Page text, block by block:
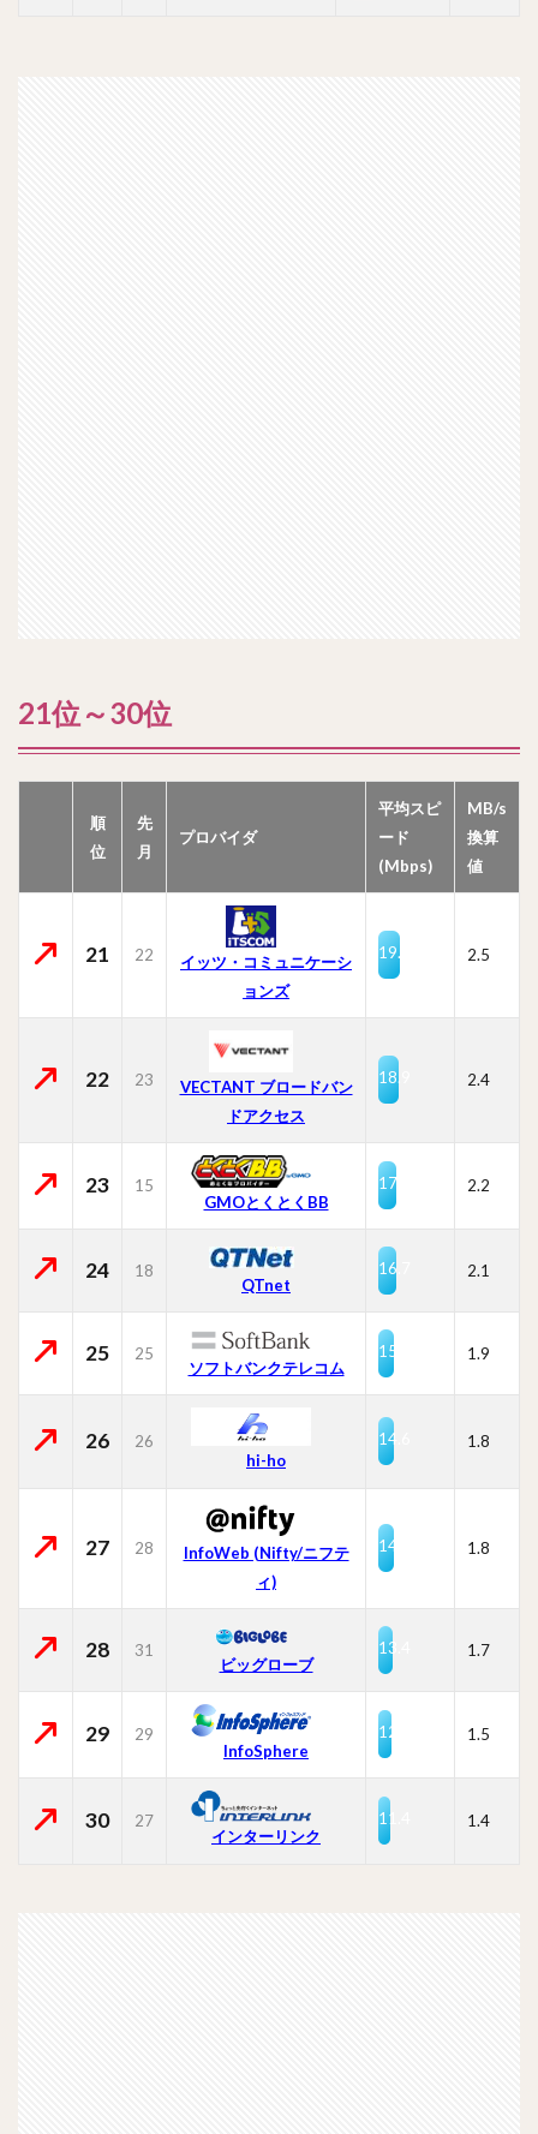
21位～30位
順
位
先
月
プロバイダ
平均スピ
ード
(Mbps)
MB/s
換算
値
21 22
イッツ・コミュニケーシ
ョンズ
19.8 2.5
22 23
VECTANT ブロードバン
ドアクセス
18.9 2.4
23
15
GMOとくとくBB
17.4 2.2
24 18
QTnet
16.7 2.1
25 25
ソフトバンクテレコム
15.0 1.9
26
26
hi-ho
14.6 1.8
27 28
InfoWeb (Nifty/ニフテ
ィ)
14.4 1.8
28 31
ビッグローブ
13.4 1.7
29
29
InfoSphere
12.2 1.5
30
27
インターリンク
11.4 1.4